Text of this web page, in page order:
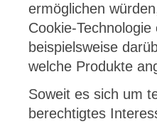
ermöglichen
Cookie-
beispielsweise
welche Produkte
Soweit es sich um
berechtigtes